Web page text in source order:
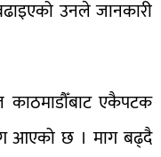
उनले जानकारी
काठमाडौँबाट एकैपटक
आएको छ । माग बढ्दै